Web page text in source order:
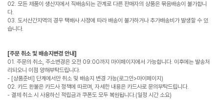
02. 모든 제품이 생산지에서 직배송되는 관계로 다른 판매자의 상품은 묶음배송이 불가합니
다.
03. 도서산간지역의 경우 택배사 사정에 따라 배송이 불가하거나 추가배송비가 발생할 수 있
습니다.
[주문 취소 및 배송지변경 안내]
01. 주문의 취소, 주소변경은 오전 09:00까지 마이페이지에서 가능합니다. 이후에는 발송처
리되오니 이점 양해부탁드립니다.
- [상품준비] 단계에서만 취소 및 배송지 변경 가능(로그인>마이페이지)
02. 카드 환불은 카드사 정책에 따르며, 자세한 내용은 카드사로 문의부탁드립니다.
- 결제 취소 시 사용하신 적립금과 쿠폰도 모두 복원됩니다.(일정 시간 소요)